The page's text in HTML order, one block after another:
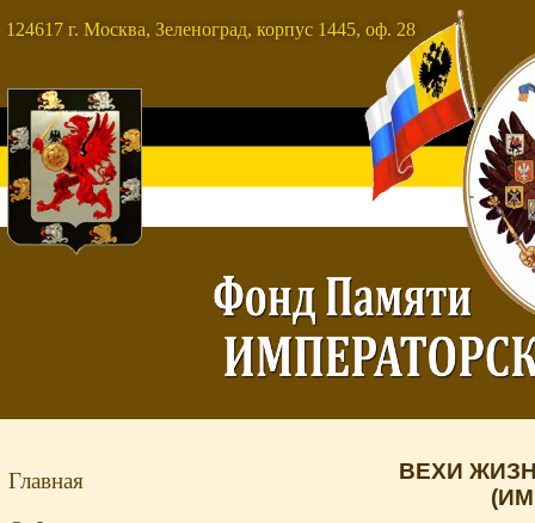
124617 г. Москва, Зеленоград, корпус 1445, оф. 28
Главная
ВЕХИ